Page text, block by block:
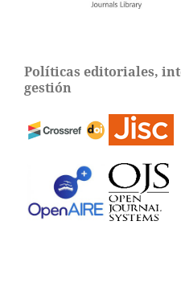
Políticas editoriales,
gestión